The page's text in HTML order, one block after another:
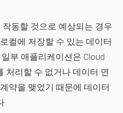
동할 것으로 예상되는 경우
컬에 저장할 수 있는 데이터
부 애플리케이션은 Cloud
처리할 수 없거나 데이터 연
약을 맺었기 때문에 데이터
.